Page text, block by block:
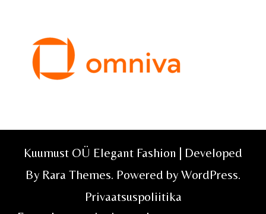
Kuumust OÜ Elegant Fashion | Developed
By Rara Themes. Powered by WordPress.
Privaatsuspoliitika